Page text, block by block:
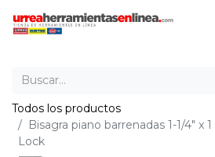
Todos los productos
Bisagra piano barrenadas 1-1/4" x
Lock